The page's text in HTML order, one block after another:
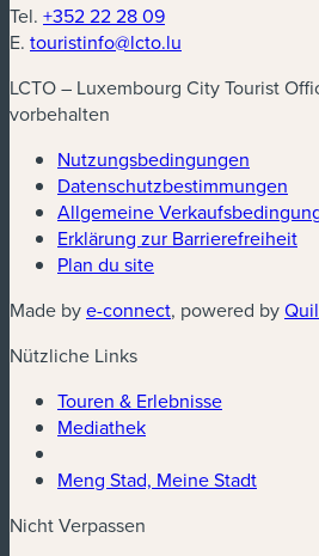
Tel. +352 22 28 09
E. touristinfo@lcto.lu
LCTO – Luxembourg City Tourist
vorbehalten
Nutzungsbedingungen
Datenschutzbestimmungen
Allgemeine
Erklärung zur Barrierefreiheit
Plan du site
Made bye-connect, powered by
Nützliche Links
Touren & Erlebnisse
Mediathek
Meng Stad, Meine Stadt
Nicht Verpassen